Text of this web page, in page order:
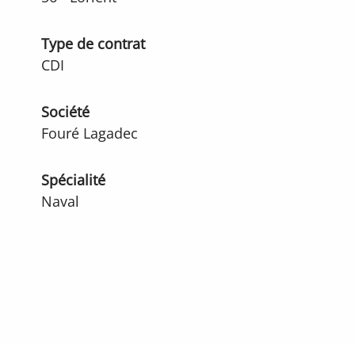
Type de contrat
CDI
Société
Fouré Lagadec
Spécialité
Naval